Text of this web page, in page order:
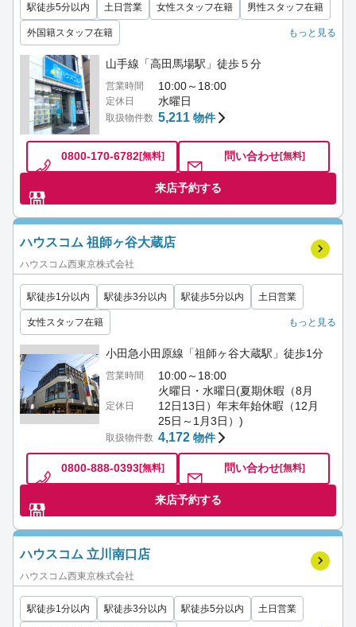
駅徒歩5分以内 土日営業 女性スタッフ在籍 男性スタッフ在籍
外国籍スタッフ在籍 もっと見る
山手線「高田馬場駅」徒歩５分
営業時間 10:00～18:00
定休日 水曜日
取扱物件数 5,211 物件
0800-170-6782[無料] 問い合わせ[無料]
来店予約する
ハウスコム 祖師ヶ谷大蔵店
ハウスコム西東京株式会社
駅徒歩1分以内 駅徒歩3分以内 駅徒歩5分以内 土日営業
女性スタッフ在籍 もっと見る
小田急小田原線「祖師ヶ谷大蔵駅」徒歩1分
営業時間 10:00～18:00
定休日
火曜日・水曜日(夏期休暇（8月
12日13日）年末年始休暇（12月
25日～1月3日）)
取扱物件数 4,172 物件
0800-888-0393[無料] 問い合わせ[無料]
来店予約する
ハウスコム 立川南口店
ハウスコム西東京株式会社
駅徒歩1分以内 駅徒歩3分以内 駅徒歩5分以内 土日営業